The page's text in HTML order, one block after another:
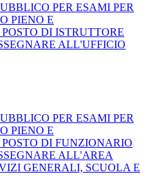
PER ESAMI PER
PIENO E
DI ISTRUTTORE
ALL'UFFICIO
PER ESAMI PER
PIENO E
DI FUNZIONARIO
ALL'AREA
GENERALI, SCUOLA E